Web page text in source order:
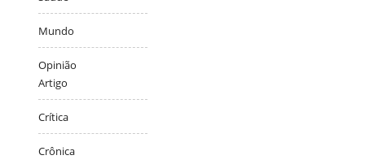
Mundo
Opinião
Artigo
Crítica
Crônica